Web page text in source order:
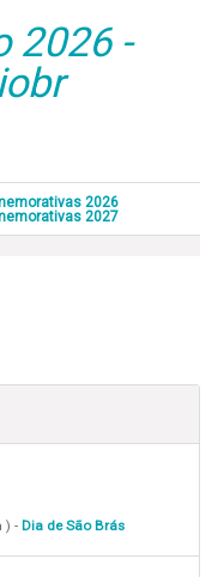
2026 -
2026
2027
) - Dia de São Brás